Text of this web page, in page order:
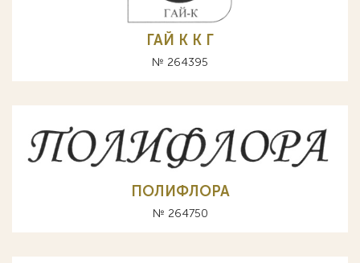
ГАЙ К K Г
№ 264395
ПОЛИФЛОРА
№ 264750